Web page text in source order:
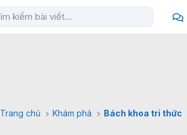
Trang chủ Khám phá Bách khoa tri thức